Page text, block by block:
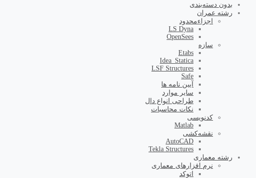
بدون دسته‌بندی
رشته عمران
اجزاء‌محدود
LS Dyna
OpenSees
سازه
Etabs
Idea_Statica
LSF Structures
Safe
آیین نامه ها
سایر موارد
طراحی انواع دال
نکات محاسبات
کد‌نویسی
Matlab
نقشه‌کشی
AutoCAD
Tekla Structures
رشته معماری
نرم افزارهای معماری
اتوکد